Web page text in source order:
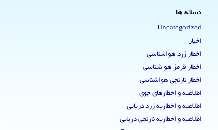
دسته ها
Uncategorized
اخبار
اخطار زرد هواشناسی
اخطار قرمز هواشناسی
اخطار نارنجی هواشناسی
اطلاعیه و اخطارهای جوی
اطلاعیه و اخطاریه زرد دریایی
اطلاعیه و اخطاریه نارنجی دریایی